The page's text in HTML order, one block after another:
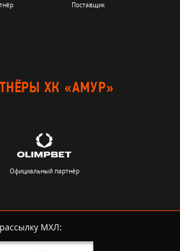
Поставщик
ХК «АМУР»
Официальный партнёр
МХЛ: